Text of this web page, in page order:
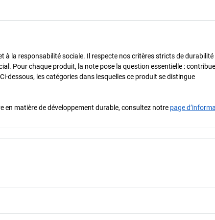
la responsabilité sociale. Il respecte nos critères stricts de durabilité
Pour chaque produit, la note pose la question essentielle :
dessous, les catégories dans lesquelles ce produit se distingue
en matière de développement durable, consultez notre page